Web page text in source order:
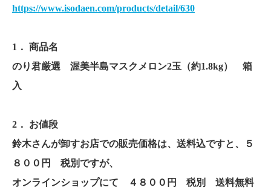
https://www.isodaen.com/products/detail/630
1． 商品名
のり君厳選 渥美半島マスクメロン2玉（約1.8kg） 箱
入
2． お値段
鈴木さんが卸すお店での販売価格は、送料込ですと、５
８００円 税別ですが、
オンラインショップにて ４８００円 税別 送料無料